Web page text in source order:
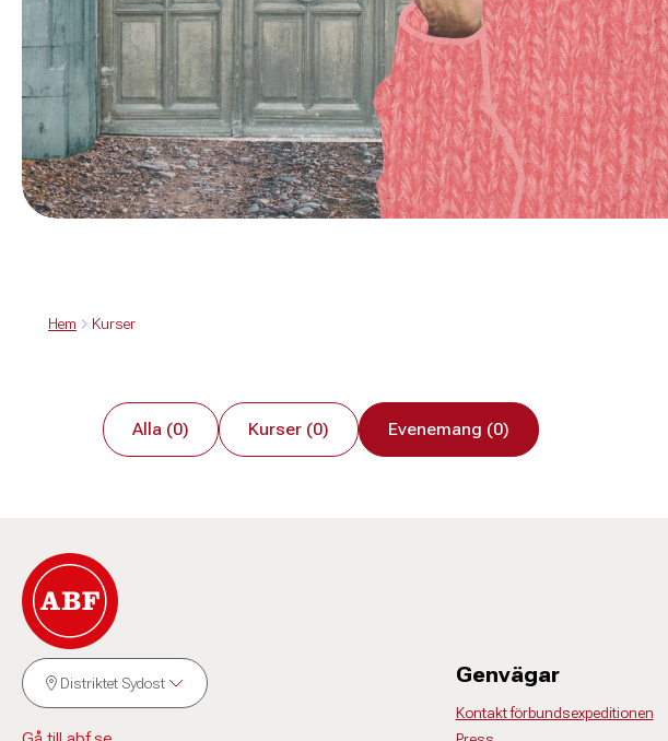
Hem Kurser
Alla (0) Kurser (0) Evenemang (0)
Distriktet Sydost Genvägar
Kontakt förbundsexpeditionen